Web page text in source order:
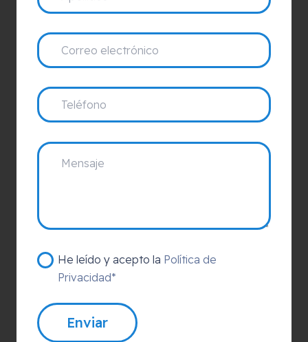
He leído y acepto la Política de
Privacidad*